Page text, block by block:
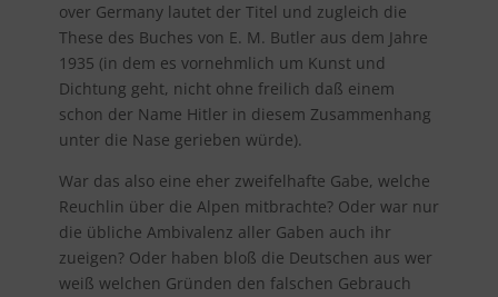
over Germany lautet der Titel und zugleich die
These des Buches von E. M. Butler aus dem Jahre
1935 (in dem es vornehmlich um Kunst und
Dichtung geht, nicht ohne freilich daß einem
schon der Name Hitler in diesem Zusammenhang
unter die Nase gerieben würde).
War das also eine eher zweifelhafte Gabe, welche
Reuchlin über die Alpen mitbrachte? Oder war nur
die übliche Ambivalenz aller Gaben auch ihr
zueigen? Oder haben bloß die Deutschen aus wer
weiß welchen Gründen den falschen Gebrauch